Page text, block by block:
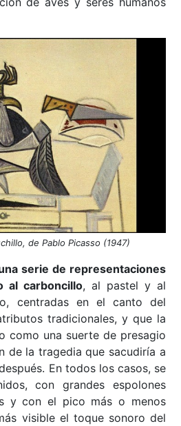
de Pablo Picasso (1947)
serie de representaciones
al carboncillo, al pastel y al
centradas en el canto del
tradicionales, y que la
como una suerte de presagio
de la tragedia que sacudiría a
En todos los casos, se
con grandes espolones
y con el pico más o menos
visible el toque sonoro del